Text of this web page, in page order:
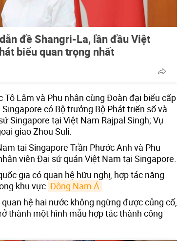
đề Shangri-La, lần đầu Việt
biểu quan trọng nhất
Tô Lâm và Phu nhân cùng Đoàn đại biểu cấp
có Bộ trưởng Bộ Phát triển số và
Singapore tại Việt Nam Rajpal Singh; Vụ
giao Zhou Suli.
tại Singapore Trần Phước Anh và Phu
viên Đại sứ quán Việt Nam tại Singapore.
gia có quan hệ hữu nghị, hợp tác năng
khu vực Đông Nam Á .
hệ hai nước không ngừng được củng cố,
thành một hình mẫu hợp tác thành công